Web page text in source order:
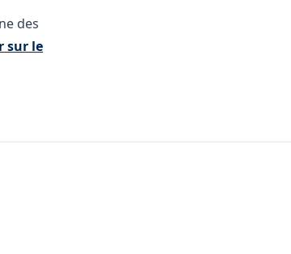
des
sur le